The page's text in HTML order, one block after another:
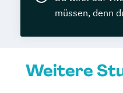
müssen, denn
Weitere